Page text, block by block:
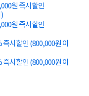
원 즉시할인
원 즉시할인
시할인 (800,000원 이
시할인 (800,000원 이